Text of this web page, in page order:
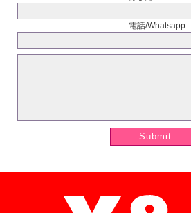
電話/Whatsapp :
Submit